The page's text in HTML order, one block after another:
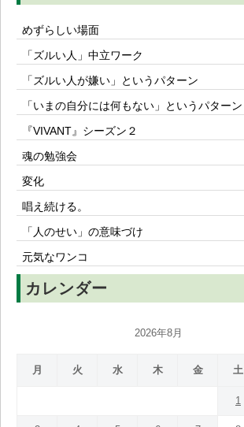
めずらしい場面
「ズルい人」中立ワーク
「ズルい人が嫌い」というパターン
「いまの自分には何もない」というパターン
『VIVANT』シーズン２
魂の勉強会
変化
唱え続ける。
「人のせい」の意味づけ
元気なワンコ
カレンダー
2026年8月
月 火 水 木 金 土
1